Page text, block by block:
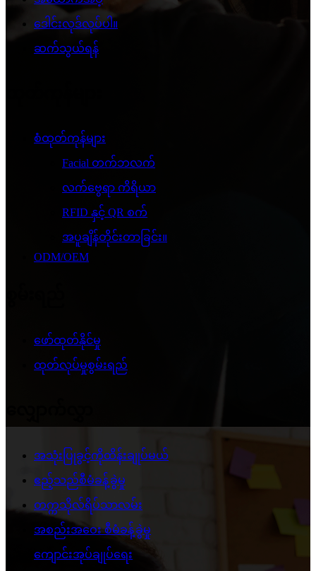
ဒေါင်းလုဒ်လုပ်ပါ။
ဆက်သွယ်ရန်
စံထုတ်ကုန်များ
Facial တက်ဘလက်
လက်ဗွေရာ ကိရိယာ
RFID နှင့် QR စက်
အပူချိန်တိုင်းတာခြင်း။
ODM/OEM
ဖော်ထုတ်နိုင်မှု
ထုတ်လုပ်မှုစွမ်းရည်
အသုံးပြုခွင့်ကိုထိန်းချုပ်မယ်
ဧည့်သည်စီမံခန့်ခွဲမှု
တက္ကသိုလ်ရိပ်သာလမ်း
အစည်းအဝေး စီမံခန့်ခွဲမှု
ကျောင်းအုပ်ချုပ်ရေး